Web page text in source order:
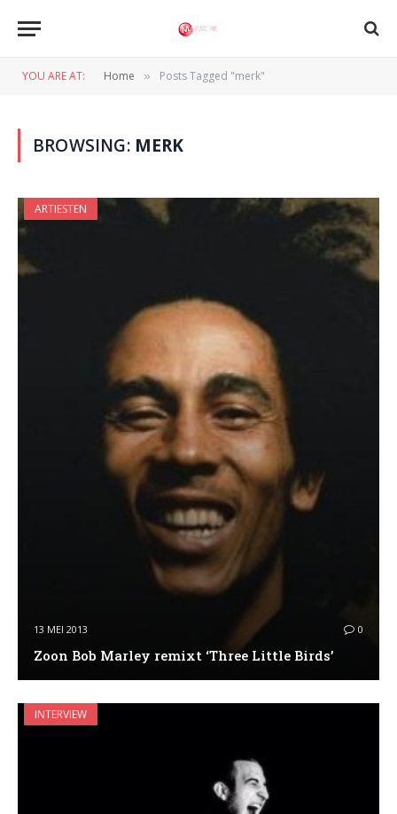
YOU ARE AT: Home » Posts Tagged "merk"
BROWSING: MERK
ARTIESTEN
13 MEI 2013 0
Zoon Bob Marley remixt ‘Three Little Birds’
INTERVIEW